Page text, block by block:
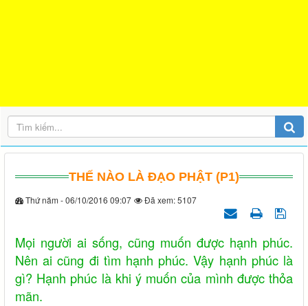
THẾ NÀO LÀ ĐẠO PHẬT (P1)
Thứ năm - 06/10/2016 09:07 Đã xem: 5107
Mọi người ai sống, cũng muốn được hạnh phúc.
Nên ai cũng đi tìm hạnh phúc. Vậy hạnh phúc là
gì? Hạnh phúc là khi ý muốn của mình được thỏa
mãn.